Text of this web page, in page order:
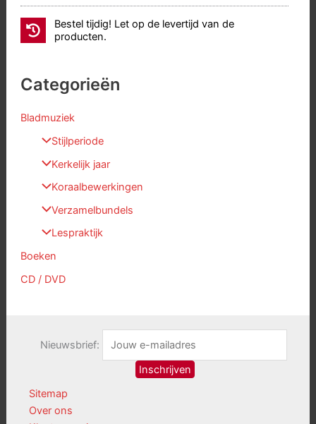
Bestel tijdig! Let op de levertijd van de
producten.
Categorieën
Bladmuziek
Stijlperiode
Kerkelijk jaar
Koraalbewerkingen
Verzamelbundels
Lespraktijk
Boeken
CD / DVD
Nieuwsbrief:
Sitemap
Over ons